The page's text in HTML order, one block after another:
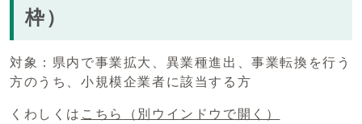
枠）
対象：県内で事業拡大、異業種進出、事業転換を行う
方のうち、小規模企業者に該当する方
くわしくは こちら （別ウインドウで開く）